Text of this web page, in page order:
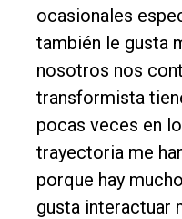
ocasionales
también le gusta
nosotros nos
transformista
pocas veces en
trayectoria me
porque hay
gusta interactuar